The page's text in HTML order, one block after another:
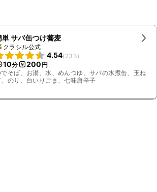
単 サバ缶つけ蕎麦
クラシル公式
4.54(233)
10分 200 円
でそば、お湯、水、めんつゆ、サバの水煮缶、玉ね
、のり、白いりごま、七味唐辛子